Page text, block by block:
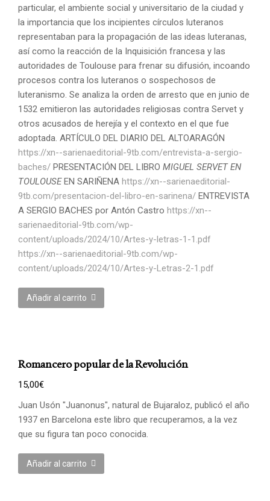
particular, el ambiente social y universitario de la ciudad y
la importancia que los incipientes círculos luteranos
representaban para la propagación de las ideas luteranas,
así como la reacción de la Inquisición francesa y las
autoridades de Toulouse para frenar su difusión, incoando
procesos contra los luteranos o sospechosos de
luteranismo. Se analiza la orden de arresto que en junio de
1532 emitieron las autoridades religiosas contra Servet y
otros acusados de herejía y el contexto en el que fue
adoptada. ARTÍCULO DEL DIARIO DEL ALTOARAGÓN
https://xn--sarienaeditorial-9tb.com/entrevista-a-sergio-
baches/ PRESENTACIÓN DEL LIBRO MIGUEL SERVET EN
TOULOUSEEN SARIÑENA https://xn--sarienaeditorial-
9tb.com/presentacion-del-libro-en-sarinena/ ENTREVISTA
A SERGIO BACHES por Antón Castro https://xn--
sarienaeditorial-9tb.com/wp-
content/uploads/2024/10/Artes-y-letras-1-1.pdf
https://xn--sarienaeditorial-9tb.com/wp-
content/uploads/2024/10/Artes-y-Letras-2-1.pdf
Añadir al carrito
Romancero popular de la Revolución
15,00€
Juan Usón "Juanonus", natural de Bujaraloz, publicó el año
1937 en Barcelona este libro que recuperamos, a la vez
que su figura tan poco conocida.
Añadir al carrito